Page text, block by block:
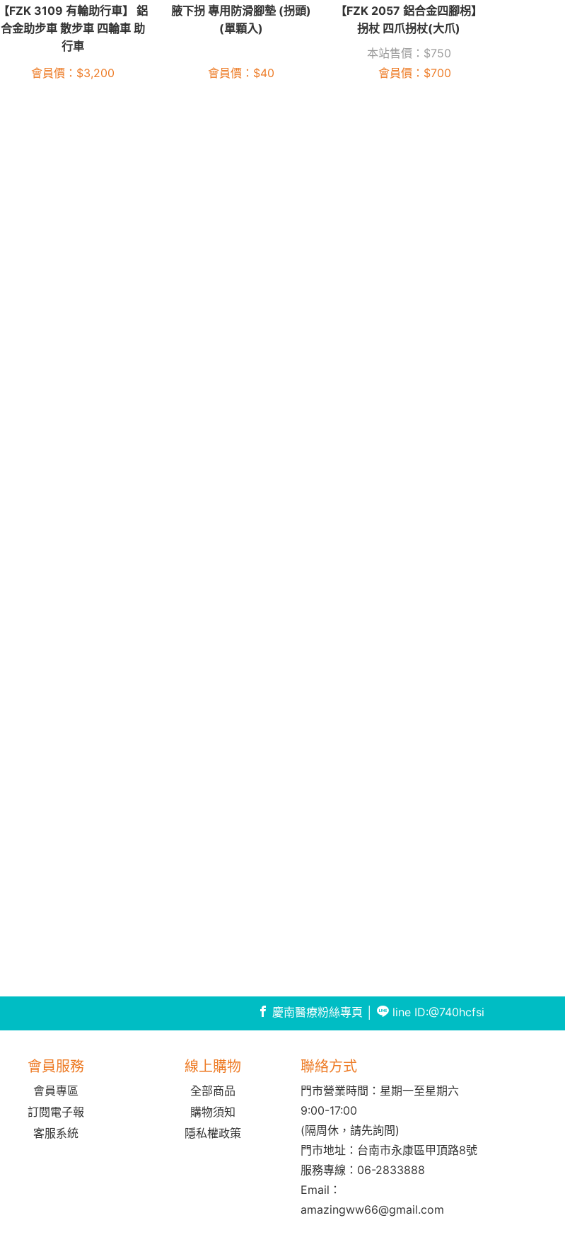
【FZK 3109 有輪助行車】 鋁
合金助步車 散步車 四輪車 助
行車
會員價： $3,200
腋下拐 專用防滑腳墊 (拐頭)
(單顆入)
會員價： $40
【FZK 2057 鋁合金四腳柺】
拐杖 四爪拐杖(大爪)
本站售價： $750
會員價： $700
慶南醫療粉絲專頁 line ID:@740hcfsi
會員服務
會員專區
訂閱電子報
客服系統
線上購物
全部商品
購物須知
隱私權政策
聯絡方式
門市營業時間：星期一至星期六
9:00-17:00
(隔周休，請先詢問)
門市地址：台南市永康區甲頂路8號
服務專線： 06-2833888
Email：
amazingww66@gmail.com